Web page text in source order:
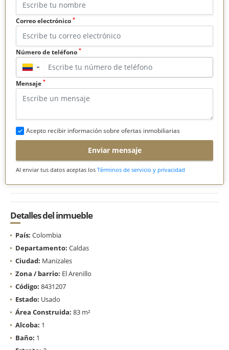
Correo electrónico *
Número de teléfono *
▼
Mensaje *
Acepto recibir información sobre ofertas inmobiliarias
Enviar mensaje
Al enviar tus datos aceptas los Términos de servicio y privacidad
Detalles del inmueble
País: Colombia
Departamento: Caldas
Ciudad: Manizales
Zona / barrio: El Arenillo
Código: 8431207
Estado: Usado
Área Construida: 83 m²
Alcoba: 1
Baño: 1